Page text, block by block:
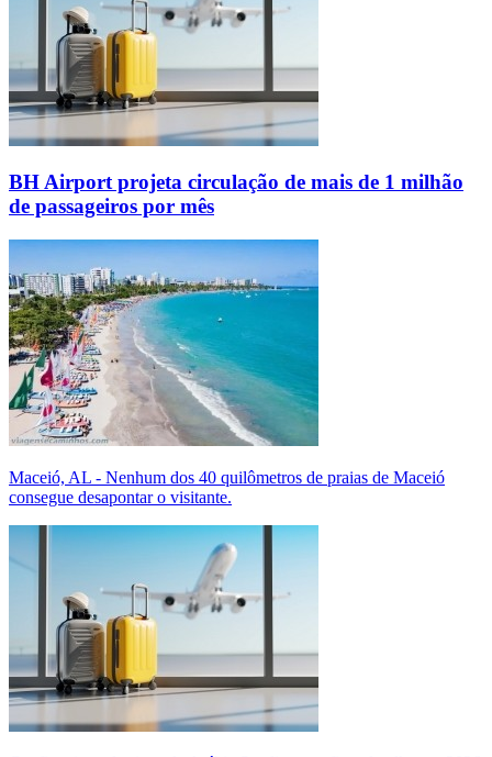
BH Airport projeta circulação de mais de 1 milhão
de passageiros por mês
Maceió, AL - Nenhum dos 40 quilômetros de praias de Maceió
consegue desapontar o visitante.